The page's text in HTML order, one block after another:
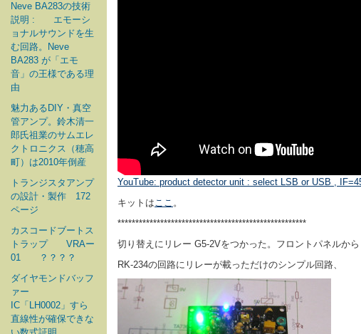
Neve BA283の技術
説明 : エモーシ
ョナルサウンドを生
む回路。Neve
BA283 が「エモ
音」の王様である理
由
魅力あるDIY・真空
管アンプ。鈴木清一
郎氏祖業のサムエレ
クトロニクス（穂高
町）は2010年倒産
トランジスタアンプ
の設計・製作 172
ページ
カスコードブートス
トラップ VRAー
01 ？？？？
ダイヤモンドバッフ
ァー
IC「LH0002」すら
直線性が確保できな
YouTube: product detector unit : select LSB or USB ,
キットはここ 。
*****************************************************
切り替えにリレー G5-2Vをつかった。フロントパネル
RK-234の回路にリレーが載っただけのシンプル回路、